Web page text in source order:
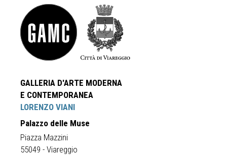
GALLERIA D'ARTE MODERNA
E CONTEMPORANEA
LORENZO VIANI
Palazzo delle Muse
Piazza Mazzini
55049 - Viareggio